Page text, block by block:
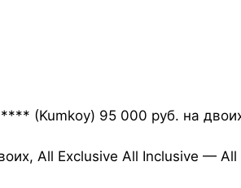
***** (Kumkoy) 95 000 руб. на
All Exclusive All Inclusive —